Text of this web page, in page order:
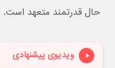
حال قدرتمند متعهد است.
ویدیوی پیشنهادی